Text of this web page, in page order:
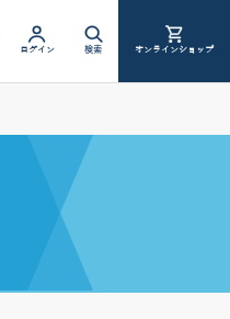
ログイン 検索 オンラインショップ